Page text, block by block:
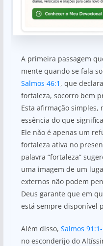
A primeira passagem
mente quando se fala
Salmos 46:1 , que
fortaleza, socorro bem
Esta afirmação simples,
essência do que
Ele não é apenas um
fortaleza ativa no
palavra “fortaleza”
uma imagem de um
externos não podem
Deus garante que em
está sempre disponível
Além disso, Salmos
no esconderijo do